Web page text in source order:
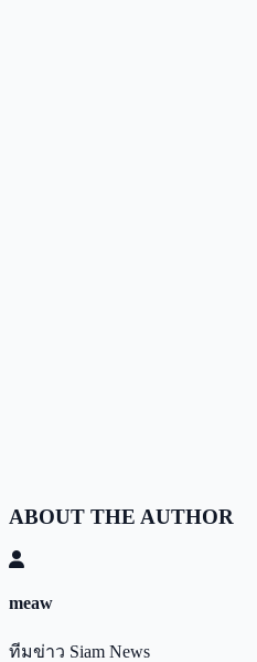
ABOUT THE AUTHOR
meaw
ทีมข่าว Siam News